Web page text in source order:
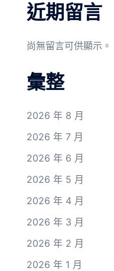
近期留言
尚無留言可供顯示。
彙整
2026 年 8 月
2026 年 7 月
2026 年 6 月
2026 年 5 月
2026 年 4 月
2026 年 3 月
2026 年 2 月
2026 年 1 月